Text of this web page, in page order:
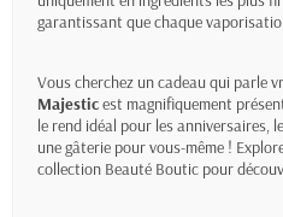
garantissant que chaque
Vous cherchez un cadeau qui parle
Majesticest magnifiquement
le rend idéal pour les anniversaires,
une gâterie pour vous-même !
collection Beauté Boutic pour